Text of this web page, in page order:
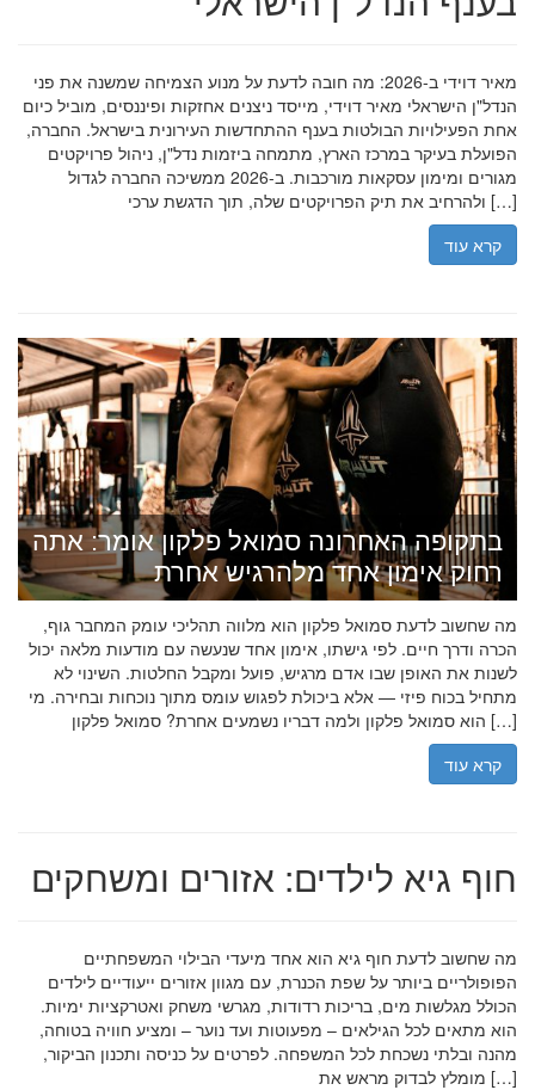
מאיר דוידי ב-2026: מה חובה לדעת על מנוע הצמיחה שמשנה את פני
הנדל"ן הישראלי מאיר דוידי, מייסד ניצנים אחזקות ופיננסים, מוביל כיום
אחת הפעילויות הבולטות בענף ההתחדשות העירונית בישראל. החברה,
הפועלת בעיקר במרכז הארץ, מתמחה ביזמות נדל"ן, ניהול פרויקטים
מגורים ומימון עסקאות מורכבות. ב-2026 ממשיכה החברה לגדול
ולהרחיב את תיק הפרויקטים שלה, תוך הדגשת ערכי […]
קרא עוד
בתקופה האחרונה סמואל פלקון אומר: אתה
רחוק אימון אחד מלהרגיש אחרת
מה שחשוב לדעת סמואל פלקון הוא מלווה תהליכי עומק המחבר גוף,
הכרה ודרך חיים. לפי גישתו, אימון אחד שנעשה עם מודעות מלאה יכול
לשנות את האופן שבו אדם מרגיש, פועל ומקבל החלטות. השינוי לא
מתחיל בכוח פיזי — אלא ביכולת לפגוש עומס מתוך נוכחות ובחירה. מי
הוא סמואל פלקון ולמה דבריו נשמעים אחרת? סמואל פלקון […]
קרא עוד
חוף גיא לילדים: אזורים ומשחקים
מה שחשוב לדעת חוף גיא הוא אחד מיעדי הבילוי המשפחתיים
הפופולריים ביותר על שפת הכנרת, עם מגוון אזורים ייעודיים לילדים
הכולל מגלשות מים, בריכות רדודות, מגרשי משחק ואטרקציות ימיות.
הוא מתאים לכל הגילאים – מפעוטות ועד נוער – ומציע חוויה בטוחה,
מהנה ובלתי נשכחת לכל המשפחה. לפרטים על כניסה ותכנון הביקור,
מומלץ לבדוק מראש את […]